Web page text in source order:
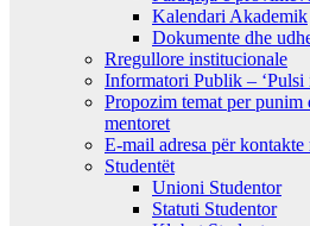
Kalendari Akademik
Dokumente dhe
Rregullore institucionale
Informatori Publik – ‘Pulsi
Propozim temat per
mentoret
E-mail adresa për
Studentët
Unioni Studentor
Statuti Studentor